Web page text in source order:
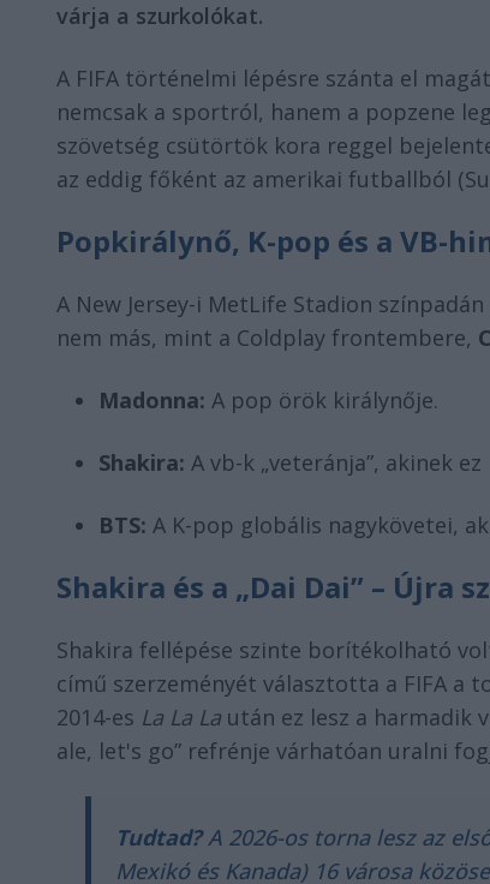
várja a szurkolókat.
A FIFA történelmi lépésre szánta el
nemcsak a sportról, hanem a popzene
szövetség csütörtök kora reggel
az eddig főként az amerikai futballból
Popkirálynő, K-pop és a VB-
A New Jersey-i MetLife Stadion
nem más, mint a Coldplay frontembere,
Madonna: A pop örök királynője.
Shakira: A vb-k „veteránja”, akinek
BTS: A K-pop globális nagykövetei,
Shakira és a „Dai Dai” – Újra
Shakira fellépése szinte borítékolható
című szerzeményét választotta a FIFA a
2014-es La La La után ez lesz a harmadik
ale, let's go” refrénje várhatóan uralni
Tudtad?A 2026-os torna lesz az
Mexikó és Kanada) 16 városa